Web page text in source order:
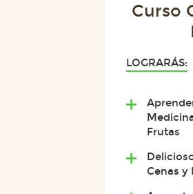
Curso
LOGRARÁS:
Frutas
Cenas y